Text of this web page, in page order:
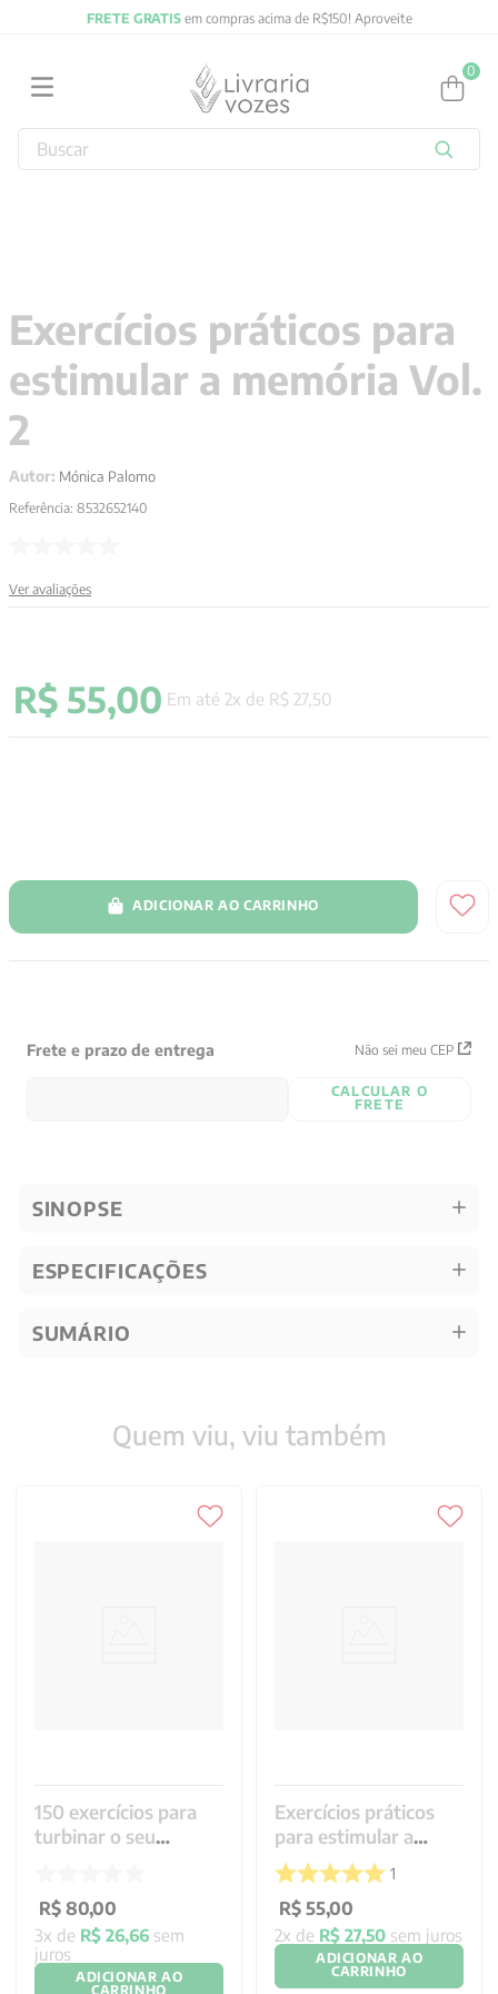
em compras acima de R$150! Aproveite
0
Buscar
Exercícios práticos para
estimular a memória Vol.
2
Autor: Mónica Palomo
Referência: 8532652140
Ver avaliações
R$ 55,00 Em até 2x de R$ 27, 50
ADICIONAR AO CARRINHO
Frete e prazo de entrega Não sei meu CEP
CALCULAR O
FRETE
SINOPSE
ESPECIFICAÇÕES
SUMÁRIO
Quem viu, viu também
150 exercícios para
turbinar o seu
R$ 80,00
3x de R$ 26,66 sem
juros
ADICIONAR AO
CARRINHO
Exercícios práticos
para estimular a
memória vol. 3
1
R$ 55,00
2x de R$ 27,50 sem juros
ADICIONAR AO
CARRINHO
4º jung
5º pré venda